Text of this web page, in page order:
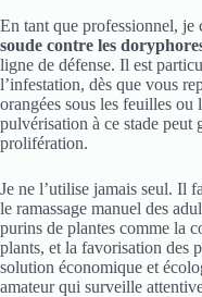
En tant que professionnel, je
soude contre les
ligne de défense. Il est
l’infestation, dès que vous
orangées sous les feuilles ou
pulvérisation à ce stade peut
prolifération.
Je ne l’utilise jamais seul. Il
le ramassage manuel des
purins de plantes comme la
plants, et la favorisation des
solution économique et
amateur qui surveille